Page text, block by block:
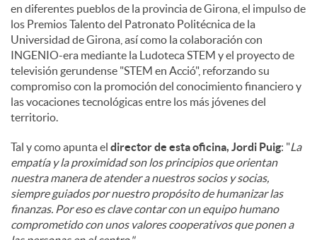
en diferentes pueblos de la provincia de Girona, el impulso de
los Premios Talento del Patronato Politécnica de la
Universidad de Girona, así como la colaboración con
INGENIO-era mediante la Ludoteca STEM y el proyecto de
televisión gerundense "STEM en Acció", reforzando su
compromiso con la promoción del conocimiento financiero y
las vocaciones tecnológicas entre los más jóvenes del
territorio.
Tal y como apunta el director de esta oficina, Jordi Puig: "La
empatía y la proximidad son los principios que orientan
nuestra manera de atender a nuestros socios y socias,
siempre guiados por nuestro propósito de humanizar las
finanzas. Por eso es clave contar con un equipo humano
comprometido con unos valores cooperativos que ponen a